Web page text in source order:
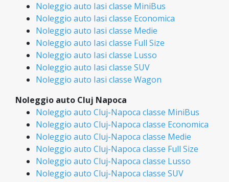
Noleggio auto Iasi classe MiniBus
Noleggio auto Iasi classe Economica
Noleggio auto Iasi classe Medie
Noleggio auto Iasi classe Full Size
Noleggio auto Iasi classe Lusso
Noleggio auto Iasi classe SUV
Noleggio auto Iasi classe Wagon
Noleggio auto Cluj Napoca
Noleggio auto Cluj-Napoca classe MiniBus
Noleggio auto Cluj-Napoca classe Economica
Noleggio auto Cluj-Napoca classe Medie
Noleggio auto Cluj-Napoca classe Full Size
Noleggio auto Cluj-Napoca classe Lusso
Noleggio auto Cluj-Napoca classe SUV